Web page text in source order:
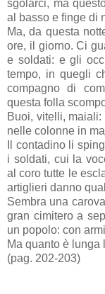
sgolarci, ma
al basso e finge di
Ma, da questa
ore, il giorno. Ci
e soldati: e gli
tempo, in quegli
compagno di
questa folla
Buoi, vitelli,
nelle colonne in
Il contadino li
i soldati, cui la
al coro tutte le
artiglieri danno
Sembra una
gran cimitero a
un popolo: con
Ma quanto è lunga
(pag. 202-203)